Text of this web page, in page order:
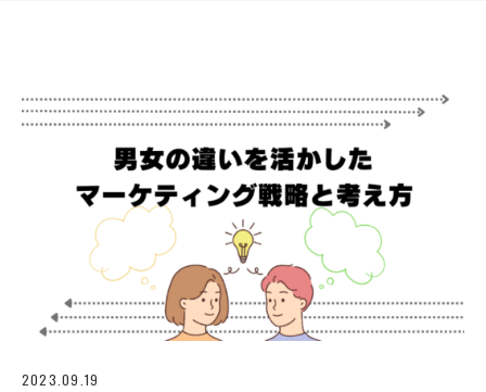
2023.09.19